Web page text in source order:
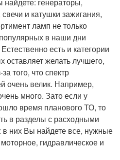
и катушки зажигания,
ламп не только
в наши дни
есть и категории
оставляет желать лучшего,
того, что спектр
очень велик. Например,
много. Зато если у
время планового ТО, то
в разделы с расходными
в них Вы найдете все, нужные
гидравлическое и